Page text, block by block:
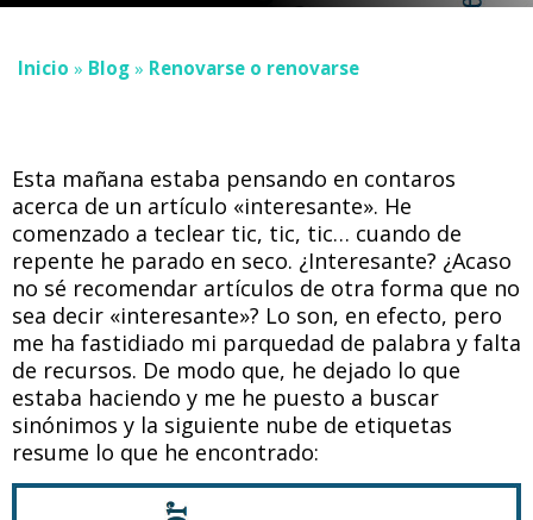
Inicio » Blog » Renovarse o renovarse
Esta mañana estaba pensando en contaros
acerca de un artículo «interesante». He
comenzado a teclear tic, tic, tic… cuando de
repente he parado en seco. ¿Interesante? ¿Acaso
no sé recomendar artículos de otra forma que no
sea decir «interesante»? Lo son, en efecto, pero
me ha fastidiado mi parquedad de palabra y falta
de recursos. De modo que, he dejado lo que
estaba haciendo y me he puesto a buscar
sinónimos y la siguiente nube de etiquetas
resume lo que he encontrado: